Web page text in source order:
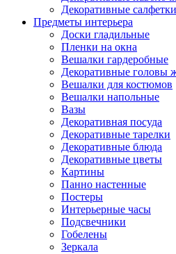
Декоративные салфетки
Предметы интерьера
Доски гладильные
Пленки на окна
Вешалки гардеробные
Декоративные головы
Вешалки для костюмов
Вешалки напольные
Вазы
Декоративная посуда
Декоративные тарелки
Декоративные блюда
Декоративные цветы
Картины
Панно настенные
Постеры
Интерьерные часы
Подсвечники
Гобелены
Зеркала